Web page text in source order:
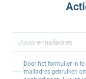
Door het formulier in
mailadres gebruiken